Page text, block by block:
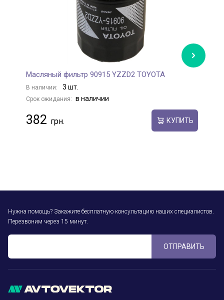
Масляный фильтр 90915 YZZD2 TOYOTA
В наличии: 3 шт.
Срок ожидания: в наличии
382 КУПИТЬ
Нужна помощь? Закажите бесплатную консультацию наших специалистов.
Перезвоним через 15 минут.
ОТПРАВИТЬ